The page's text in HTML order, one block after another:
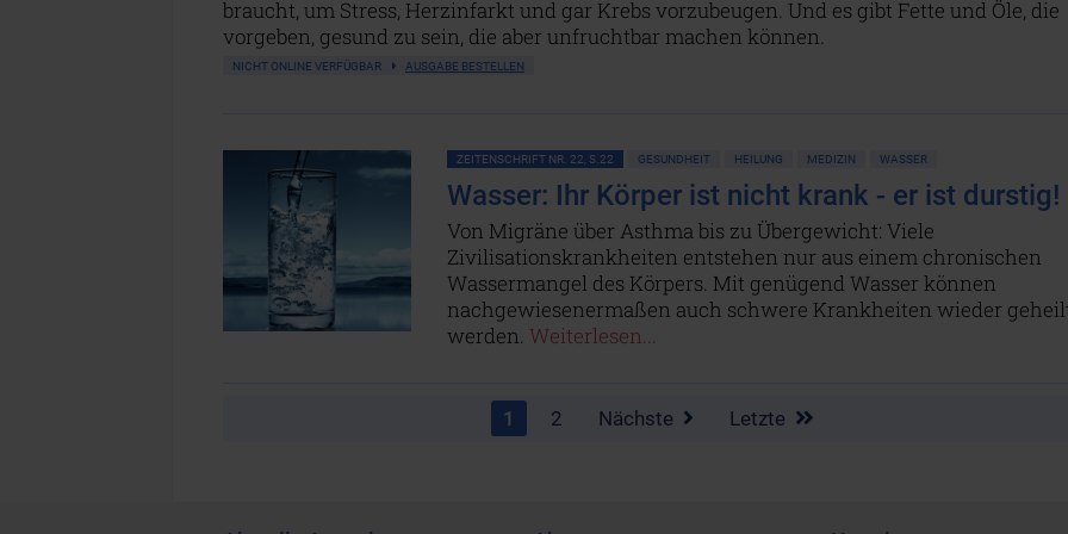
braucht, um Stress, Herzinfarkt und gar Krebs vorzubeugen. Und es gibt Fette und Öle, die
vorgeben, gesund zu sein, die aber unfruchtbar machen können.
NICHT ONLINE VERFÜGBAR AUSGABE BESTELLEN
ZEITENSCHRIFT NR. 22, S.22 GESUNDHEIT HEILUNG MEDIZIN WASSER
Wasser: Ihr Körper ist nicht krank - er ist durstig!
Von Migräne über Asthma bis zu Übergewicht: Viele
Zivilisationskrankheiten entstehen nur aus einem chronischen
Wassermangel des Körpers. Mit genügend Wasser können
nachgewiesenermaßen auch schwere Krankheiten wieder
werden. Weiterlesen...
1 2 Nächste Letzte